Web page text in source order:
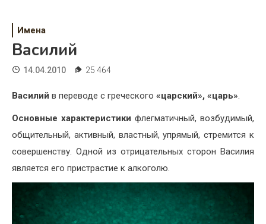
Дети
Свадьба
Хобби
Красота
Недвижимость
Имена
Василий
14.04.2010 25 464
Василий в переводе с греческого «царский», «царь».
Основные характеристики флегматичный, возбудимый,
общительный, активный, властный, упрямый, стремится к
совершенству. Одной из отрицательных сторон Василия
является его пристрастие к алкоголю.